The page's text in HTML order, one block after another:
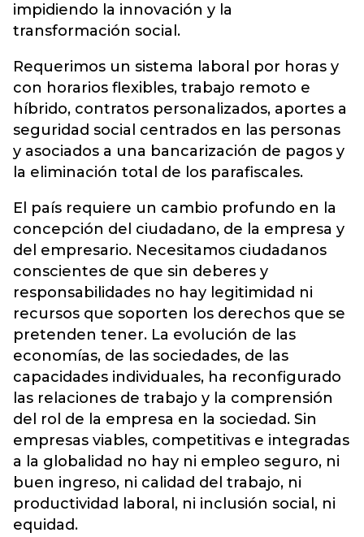
impidiendo la innovación y la
transformación social.
Requerimos un sistema laboral por horas y
con horarios flexibles, trabajo remoto e
híbrido, contratos personalizados, aportes a
seguridad social centrados en las personas
y asociados a una bancarización de pagos y
la eliminación total de los parafiscales.
El país requiere un cambio profundo en la
concepción del ciudadano, de la empresa y
del empresario. Necesitamos ciudadanos
conscientes de que sin deberes y
responsabilidades no hay legitimidad ni
recursos que soporten los derechos que se
pretenden tener. La evolución de las
economías, de las sociedades, de las
capacidades individuales, ha reconfigurado
las relaciones de trabajo y la comprensión
del rol de la empresa en la sociedad. Sin
empresas viables, competitivas e integradas
a la globalidad no hay ni empleo seguro, ni
buen ingreso, ni calidad del trabajo, ni
productividad laboral, ni inclusión social, ni
equidad.